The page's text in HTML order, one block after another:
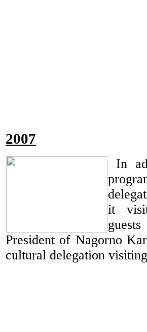
2007
In
it
President of Nagorno
cultural delegation